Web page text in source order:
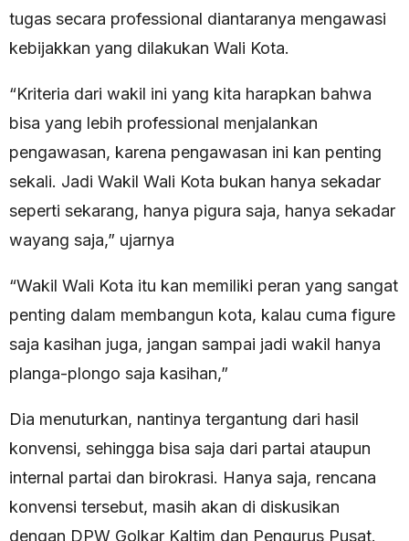
tugas secara professional diantaranya mengawasi
kebijakkan yang dilakukan Wali Kota.
“Kriteria dari wakil ini yang kita harapkan bahwa
bisa yang lebih professional menjalankan
pengawasan, karena pengawasan ini kan penting
sekali. Jadi Wakil Wali Kota bukan hanya sekadar
seperti sekarang, hanya pigura saja, hanya sekadar
wayang saja,” ujarnya
“Wakil Wali Kota itu kan memiliki peran yang sangat
penting dalam membangun kota, kalau cuma figure
saja kasihan juga, jangan sampai jadi wakil hanya
planga-plongo saja kasihan,”
Dia menuturkan, nantinya tergantung dari hasil
konvensi, sehingga bisa saja dari partai ataupun
internal partai dan birokrasi. Hanya saja, rencana
konvensi tersebut, masih akan di diskusikan
dengan DPW Golkar Kaltim dan Pengurus Pusat.